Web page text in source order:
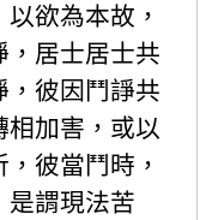
以欲為本故，
，居士居士共
，彼因鬥諍共
加害，或以
彼當鬥時，
是謂現法苦